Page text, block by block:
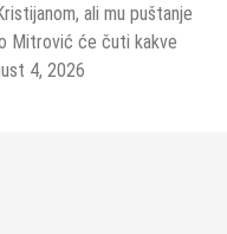
ali mu puštanje
Mitrović će čuti kakve
4, 2026